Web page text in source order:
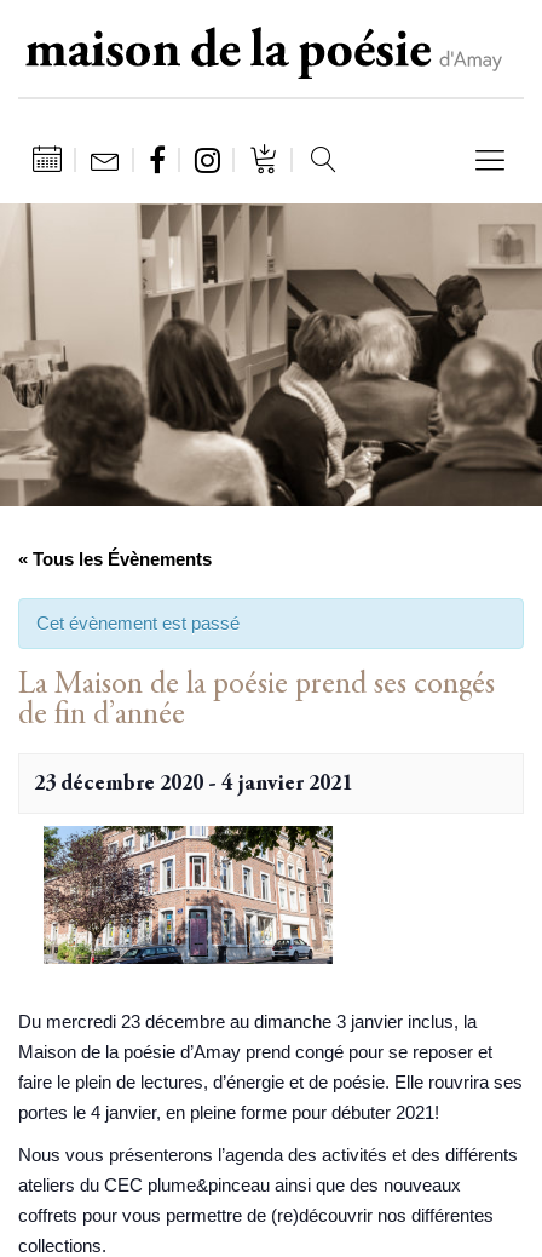
« Tous les Évènements
Cet évènement est passé
La Maison de la poésie prend ses congés
de fin d’année
23 décembre 2020 - 4 janvier 2021
Du mercredi 23 décembre au dimanche 3 janvier inclus, la
Maison de la poésie d’Amay prend congé pour se reposer et
faire le plein de lectures, d’énergie et de poésie. Elle rouvrira ses
portes le 4 janvier, en pleine forme pour débuter 2021!
Nous vous présenterons l’agenda des activités et des différents
ateliers du CEC plume&pinceau ainsi que des nouveaux
coffrets pour vous permettre de (re)découvrir nos différentes
collections.